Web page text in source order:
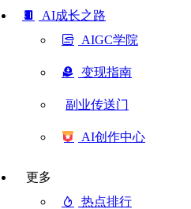
AI成长之路
AIGC学院
变现指南
副业传送门
AI创作中心
更多
热点排行